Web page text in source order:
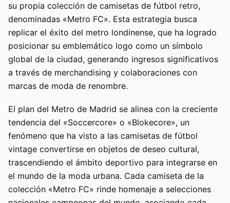
su propia colección de camisetas de fútbol retro,
denominadas «Metro FC». Esta estrategia busca
replicar el éxito del metro londinense, que ha logrado
posicionar su emblemático logo como un símbolo
global de la ciudad, generando ingresos significativos
a través de merchandising y colaboraciones con
marcas de moda de renombre.
El plan del Metro de Madrid se alinea con la creciente
tendencia del «Soccercore» o «Blokecore», un
fenómeno que ha visto a las camisetas de fútbol
vintage convertirse en objetos de deseo cultural,
trascendiendo el ámbito deportivo para integrarse en
el mundo de la moda urbana. Cada camiseta de la
colección «Metro FC» rinde homenaje a selecciones